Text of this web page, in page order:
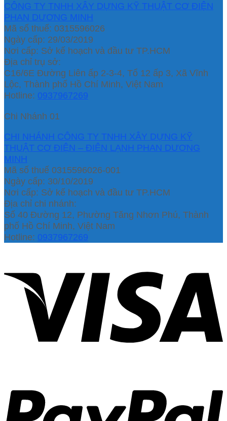
CÔNG TY TNHH XÂY DỰNG KỸ THUẬT CƠ ĐIỆN
PHAN DƯƠNG MINH
Mã số thuế: 0315596026
Ngày cấp: 29/03/2019
Nơi cấp: Sở kế hoạch và đầu tư TP.HCM
Địa chỉ trụ sở:
C16/6E Đường Liên ấp 2-3-4, Tổ 12 ấp 3, Xã Vĩnh
Lộc, Thành phố Hồ Chí Minh, Việt Nam
Hotline: 0937967269
Chi Nhánh 01
CHI NHÁNH CÔNG TY TNHH XÂY DỰNG KỸ
THUẬT CƠ ĐIỆN – ĐIỆN LẠNH PHAN DƯƠNG
MINH
Mã số thuế 0315596026-001
Ngày cấp: 30/10/2019
Nơi cấp: Sở kế hoạch và đầu tư TP.HCM
Địa chỉ chi nhánh:
Số 40 Đường 12, Phường Tăng Nhơn Phú, Thành
phố Hồ Chí Minh, Việt Nam
Hotline: 0937967269